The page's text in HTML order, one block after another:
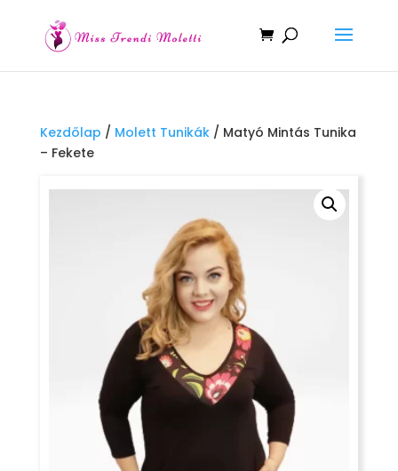
Kezdőlap / Molett Tunikák/ Matyó Mintás Tunika
– Fekete